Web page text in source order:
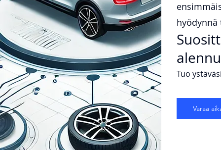
hyödynnä
Tuo
Varaa